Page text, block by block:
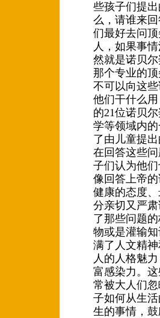
些孩子们提
么，请谁来
们最好去问
人，如果事
然就是诺贝
那个专业的
不可以向这
他们干什么
的21位诺贝
学等领域内
了由儿童提
在回答这些
子们认为他
像回答上帝
健康的态度
分亲切又严
了那些问题
物或是灌输
满了人文精
人的人格魅
富感染力。
常被大人们
子如何从生
生的事情，